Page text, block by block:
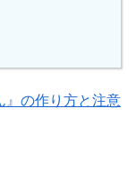
』の作り方と注意